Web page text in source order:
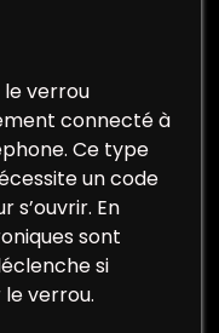
verrou
connecté à
Ce type
un code
s’ouvrir. En
sont
si
verrou.